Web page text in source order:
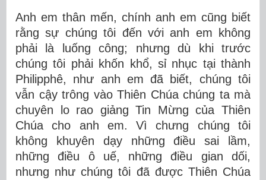
Anh em thân mến, chính anh em cũng biết
rằng sự chúng tôi đến với anh em không
phải là luống công; nhưng dù khi trước
chúng tôi phải khốn khổ, sỉ nhục tại thành
Philipphê, như anh em đã biết, chúng tôi
vẫn cậy trông vào Thiên Chúa chúng ta mà
chuyên lo rao giảng Tin Mừng của Thiên
Chúa cho anh em. Vì chưng chúng tôi
không khuyên dạy những điều sai lầm,
những điều ô uế, những điều gian dối,
nhưng như chúng tôi đã được Thiên Chúa